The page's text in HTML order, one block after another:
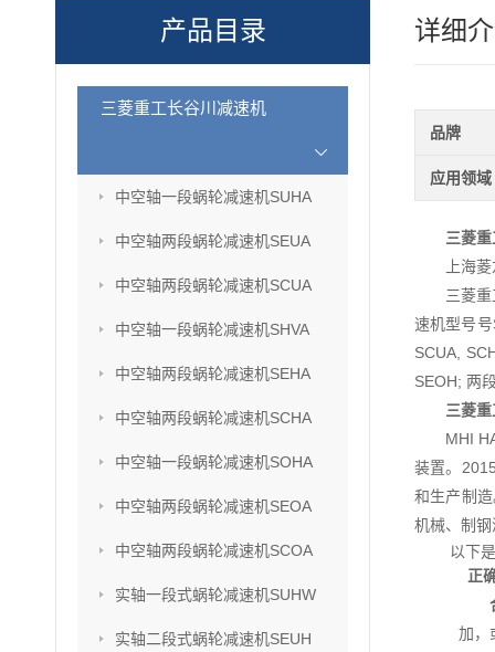
产品目录
三菱重工长谷川减速机
中空轴一段蜗轮减速机SUHA
中空轴两段蜗轮减速机SEUA
中空轴两段蜗轮减速机SCUA
中空轴一段蜗轮减速机SHVA
中空轴两段蜗轮减速机SEHA
中空轴两段蜗轮减速机SCHA
中空轴一段蜗轮减速机SOHA
中空轴两段蜗轮减速机SEOA
中空轴两段蜗轮减速机SCOA
实轴一段式蜗轮减速机SUHW
实轴二段式蜗轮减速机SEUH
详细
品牌
应用领域
三菱
上海
三菱
速机型号
SCUA,
SEOH; 两
三菱
MHI
装置。
和生产制
机械、制
以下
正
加，